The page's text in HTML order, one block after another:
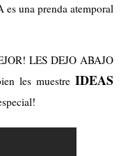
es una prenda atemporal
LES DEJO ABAJO
les muestre IDEAS